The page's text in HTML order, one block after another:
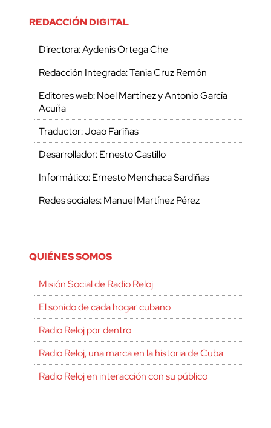
REDACCIÓN DIGITAL
Directora: Aydenis Ortega Che
Redacción Integrada: Tania Cruz Remón
Editores web: Noel Martínez y Antonio García
Acuña
Traductor: Joao Fariñas
Desarrollador: Ernesto Castillo
Informático: Ernesto Menchaca Sardiñas
Redes sociales: Manuel Martínez Pérez
QUIÉNES SOMOS
Misión Social de Radio Reloj
El sonido de cada hogar cubano
Radio Reloj por dentro
Radio Reloj, una marca en la historia de Cuba
Radio Reloj en interacción con su público